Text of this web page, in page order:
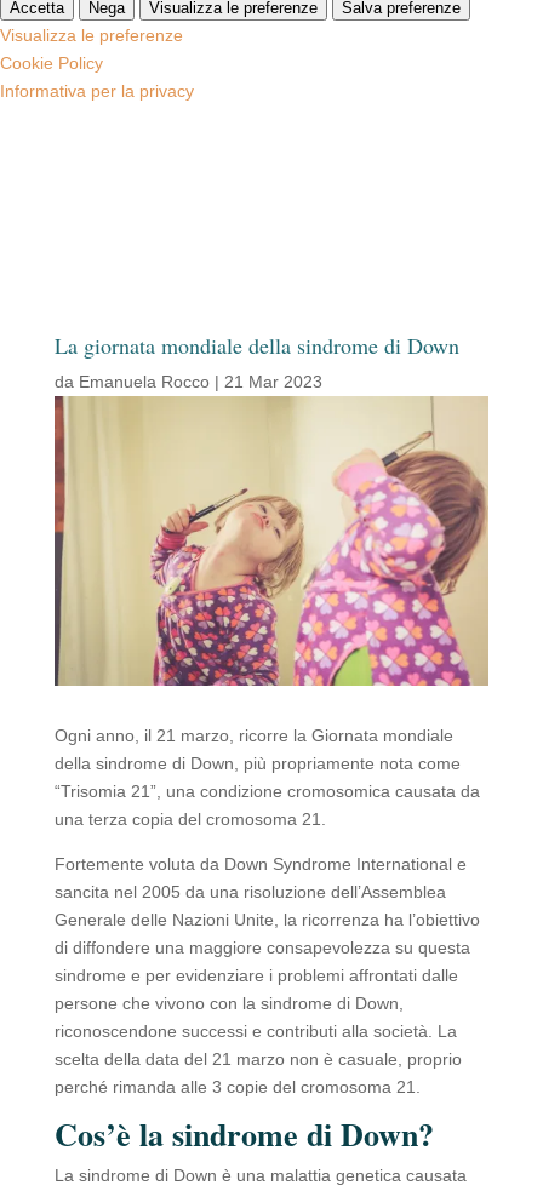
Accetta Nega Visualizza le preferenze Salva preferenze
Visualizza le preferenze
Cookie Policy
Informativa per la privacy
La giornata mondiale della sindrome di Down
da Emanuela Rocco| 21 Mar 2023
Ogni anno, il 21 marzo, ricorre la Giornata mondiale
della sindrome di Down, più propriamente nota come
“Trisomia 21”, una condizione cromosomica causata da
una terza copia del cromosoma 21.
Fortemente voluta da Down Syndrome International e
sancita nel 2005 da una risoluzione dell’Assemblea
Generale delle Nazioni Unite, la ricorrenza ha l’obiettivo
di diffondere una maggiore consapevolezza su questa
sindrome e per evidenziare i problemi affrontati dalle
persone che vivono con la sindrome di Down,
riconoscendone successi e contributi alla società. La
scelta della data del 21 marzo non è casuale, proprio
perché rimanda alle 3 copie del cromosoma 21.
Cos’è la sindrome di Down?
La sindrome di Down è una malattia genetica causata